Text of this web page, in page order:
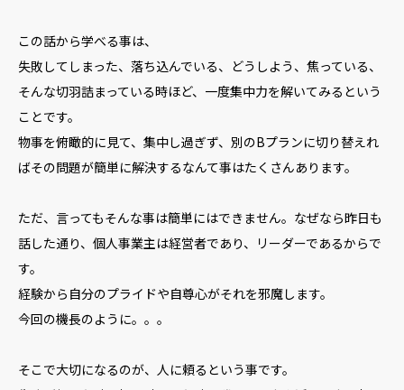
この話から学べる事は、
失敗してしまった、落ち込んでいる、どうしよう、焦っている、
そんな切羽詰まっている時ほど、一度集中力を解いてみるという
ことです。
物事を俯瞰的に見て、集中し過ぎず、別のBプランに切り替えれ
ばその問題が簡単に解決するなんて事はたくさんあります。
ただ、言ってもそんな事は簡単にはできません。なぜなら昨日も
話した通り、個人事業主は経営者であり、リーダーであるからで
す。
経験から自分のプライドや自尊心がそれを邪魔します。
今回の機長のように。。。
そこで大切になるのが、人に頼るという事です。